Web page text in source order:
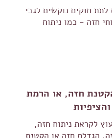
חוקים נוקשים לגבי
חזה - כמו ניתוח
חזה, או הרמת
לקראת ניתוח חזה,
הגדלת חזה או הקטנת